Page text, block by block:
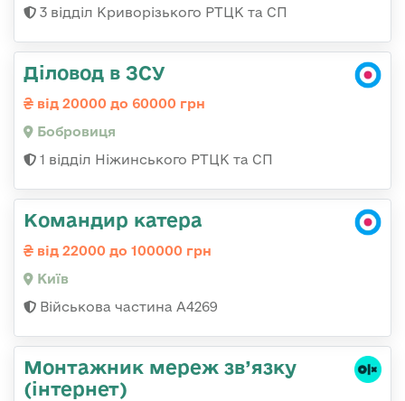
3 відділ Криворізького РТЦК та СП
Діловод в ЗСУ
від 20000 до 60000 грн
Бобровиця
1 відділ Ніжинського РТЦК та СП
Командир катера
від 22000 до 100000 грн
Київ
Військова частина А4269
Монтажник мереж зв’язку
(інтернет)